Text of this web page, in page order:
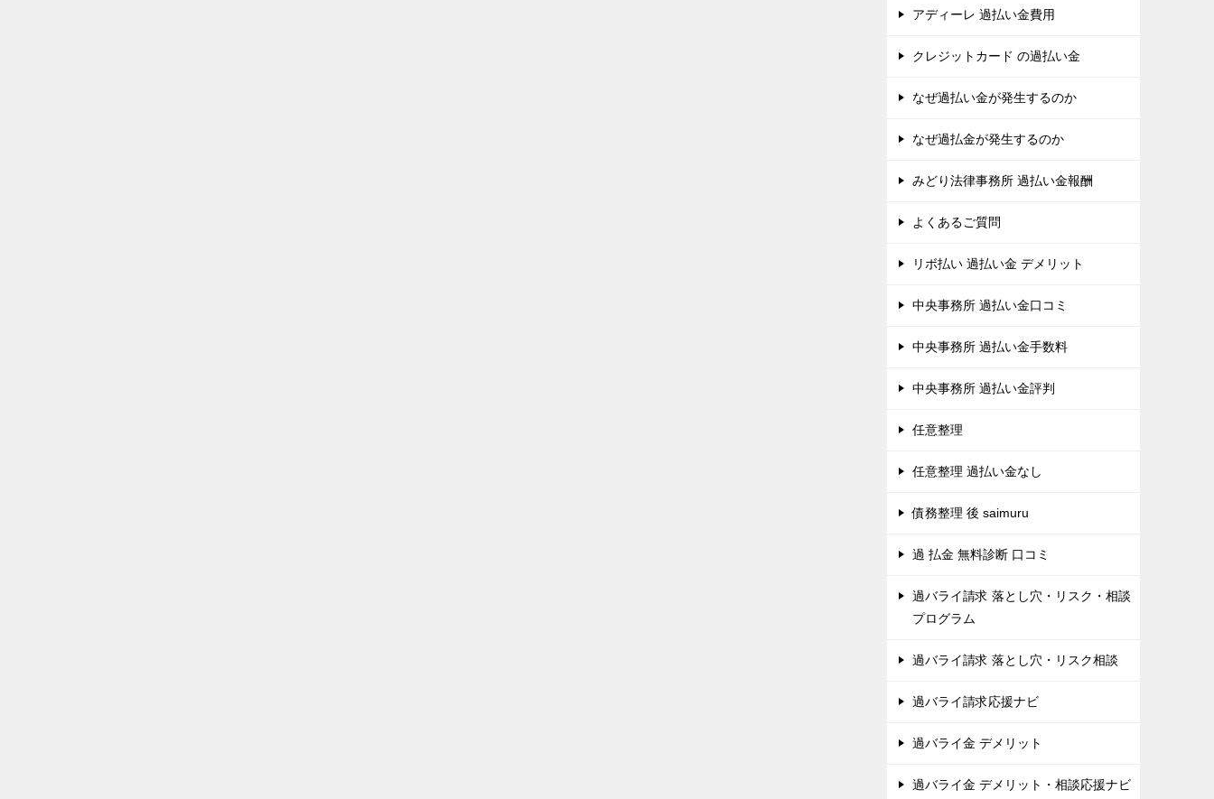
アディーレ 過払い金費用
クレジットカード の過払い金
なぜ過払い金が発生するのか
なぜ過払金が発生するのか
みどり法律事務所 過払い金報酬
よくあるご質問
リボ払い 過払い金 デメリット
中央事務所 過払い金口コミ
中央事務所 過払い金手数料
中央事務所 過払い金評判
任意整理
任意整理 過払い金なし
債務整理 後 saimuru
過 払金 無料診断 口コミ
過バライ請求 落とし穴・リスク・相談
プログラム
過バライ請求 落とし穴・リスク相談
過バライ請求応援ナビ
過バライ金 デメリット
過バライ金 デメリット・相談応援ナビ